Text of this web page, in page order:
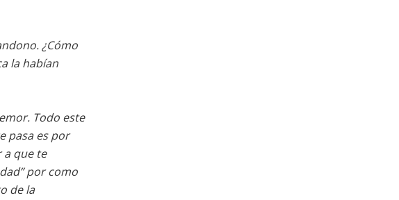
¿Cómo
la habían
Todo este
pasa es por
a que te
por como
de la